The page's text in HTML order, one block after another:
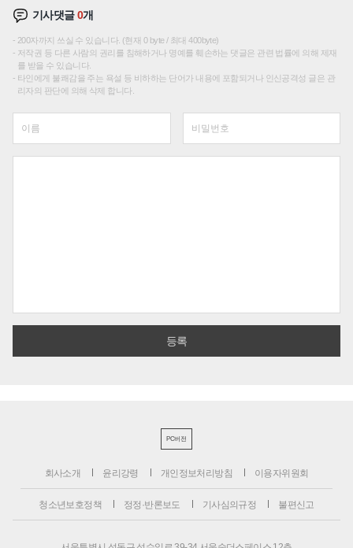
기사댓글0개
200자까지 쓰실 수 있습니다. (현재 0 byte / 최대 400byte)
저작권 등 다른 사람의 권리를 침해하거나 명예를 훼손하는 댓글은 관련 법률에 의해 제재
를 받을 수 있습니다.
타인에게 불쾌감을 주는 욕설 등 비하하는 단어가 내용에 포함되거나 인신공격성 글은 관
리자의 판단에 의해 삭제 합니다.
PC버전
회사소개 윤리강령 개인정보처리방침 이용자위원회
청소년보호정책 정정·반론보도 기사심의규정 불편신고